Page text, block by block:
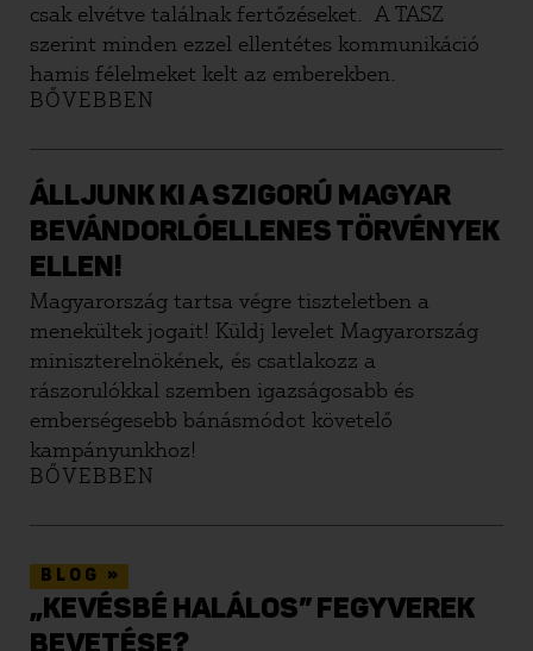
csak elvétve találnak fertőzéseket. A TASZ
szerint minden ezzel ellentétes kommunikáció
hamis félelmeket kelt az emberekben.
BŐVEBBEN
ÁLLJUNK KI A SZIGORÚ MAGYAR
BEVÁNDORLÓELLENES TÖRVÉNYEK
ELLEN!
Magyarország tartsa végre tiszteletben a
menekültek jogait! Küldj levelet Magyarország
miniszterelnökének, és csatlakozz a
rászorulókkal szemben igazságosabb és
emberségesebb bánásmódot követelő
kampányunkhoz!
BŐVEBBEN
BLOG »
„KEVÉSBÉ HALÁLOS” FEGYVEREK